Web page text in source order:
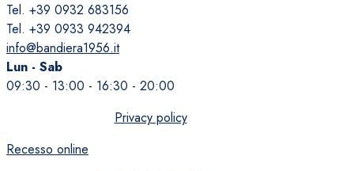
Tel. +39 0932 683156
Tel. +39 0933 942394
info@bandiera1956.it
Lun - Sab
09:30 - 13:00 - 16:30 - 20:00
Privacy policy
Recesso online